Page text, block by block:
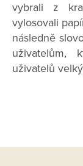
vybrali z
vylosovali
následně
uživatelům,
uživatelů